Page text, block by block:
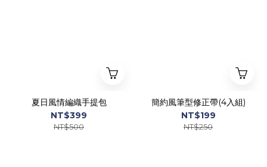
夏日風情編織手提包
NT$399
NT$500
簡約風筆型修正帶(4入組)
NT$199
NT$250